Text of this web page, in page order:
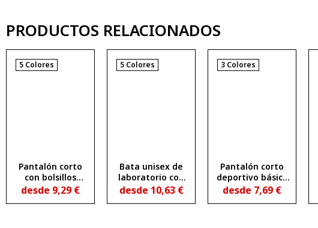
PRODUCTOS RELACIONADOS
5 Colores
Pantalón corto
con bolsillos
ARMOUR
desde 9,29 €
5 Colores
Bata unisex de
laboratorio con
solapa VACCINE
desde 10,63 €
3 Colores
Pantalón corto
deportivo básico
felpa no
perchada SPIRO
desde 7,69 €